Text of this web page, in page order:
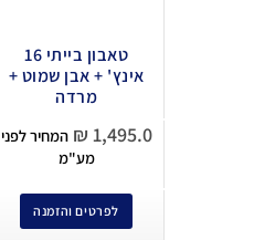
טאבון בייתי 16
אינץ' + אבן שמוט +
מרדה
₪ 1,495.0
המחיר לפני
מע"מ
לפרטים והזמנה